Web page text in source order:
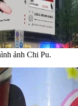
ảnh Chi Pu.